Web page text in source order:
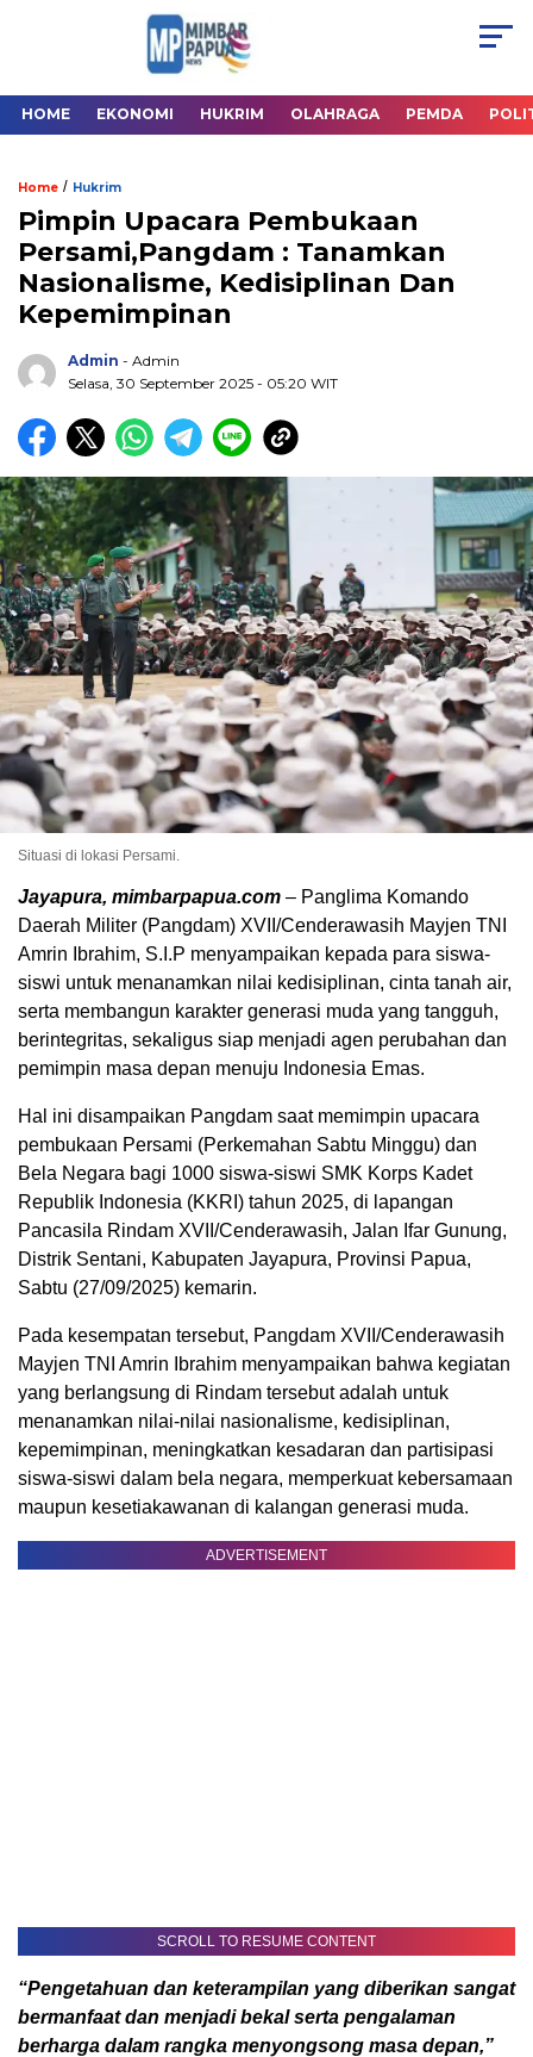
HOME EKONOMI HUKRIM OLAHRAGA PEMDA
Home / Hukrim
Pimpin Upacara Pembukaan
Persami,Pangdam : Tanamkan
Nasionalisme, Kedisiplinan Dan
Kepemimpinan
Admin - Admin
Selasa, 30 September 2025 - 05:20 WIT
Situasi di lokasi Persami.
Jayapura, mimbarpapua.com – Panglima Komando
Daerah Militer (Pangdam) XVII/Cenderawasih Mayjen TNI
Amrin Ibrahim, S.I.P menyampaikan kepada para siswa-
siswi untuk menanamkan nilai kedisiplinan, cinta tanah air,
serta membangun karakter generasi muda yang tangguh,
berintegritas, sekaligus siap menjadi agen perubahan dan
pemimpin masa depan menuju Indonesia Emas.
Hal ini disampaikan Pangdam saat memimpin upacara
pembukaan Persami (Perkemahan Sabtu Minggu) dan
Bela Negara bagi 1000 siswa-siswi SMK Korps Kadet
Republik Indonesia (KKRI) tahun 2025, di lapangan
Pancasila Rindam XVII/Cenderawasih, Jalan Ifar Gunung,
Distrik Sentani, Kabupaten Jayapura, Provinsi Papua,
Sabtu (27/09/2025) kemarin.
Pada kesempatan tersebut, Pangdam XVII/Cenderawasih
Mayjen TNI Amrin Ibrahim menyampaikan bahwa kegiatan
yang berlangsung di Rindam tersebut adalah untuk
menanamkan nilai-nilai nasionalisme, kedisiplinan,
kepemimpinan, meningkatkan kesadaran dan partisipasi
siswa-siswi dalam bela negara, memperkuat kebersamaan
maupun kesetiakawanan di kalangan generasi muda.
ADVERTISEMENT
SCROLL TO RESUME CONTENT
“Pengetahuan dan keterampilan yang diberikan sangat
bermanfaat dan menjadi bekal serta pengalaman
berharga dalam rangka menyongsong masa depan,”